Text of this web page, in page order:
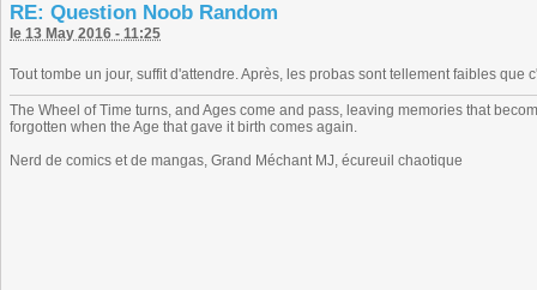
RE: Question Noob Random
le 13 May 2016 - 11:25
Tout tombe un jour, suffit d'attendre. Après, les probas sont tellement faibles
The Wheel of Time turns, and Ages come and pass, leaving memories that
forgotten when the Age that gave it birth comes again.
Nerd de comics et de mangas, Grand Méchant MJ, écureuil chaotique